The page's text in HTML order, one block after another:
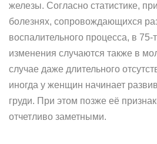
железы. Согласно статистике,
болезнях, сопровождающихся
воспалительного процесса, в 75-
изменения случаются также в
случае даже длительного
иногда у женщин начинает
груди. При этом позже её
отчетливо заметными.